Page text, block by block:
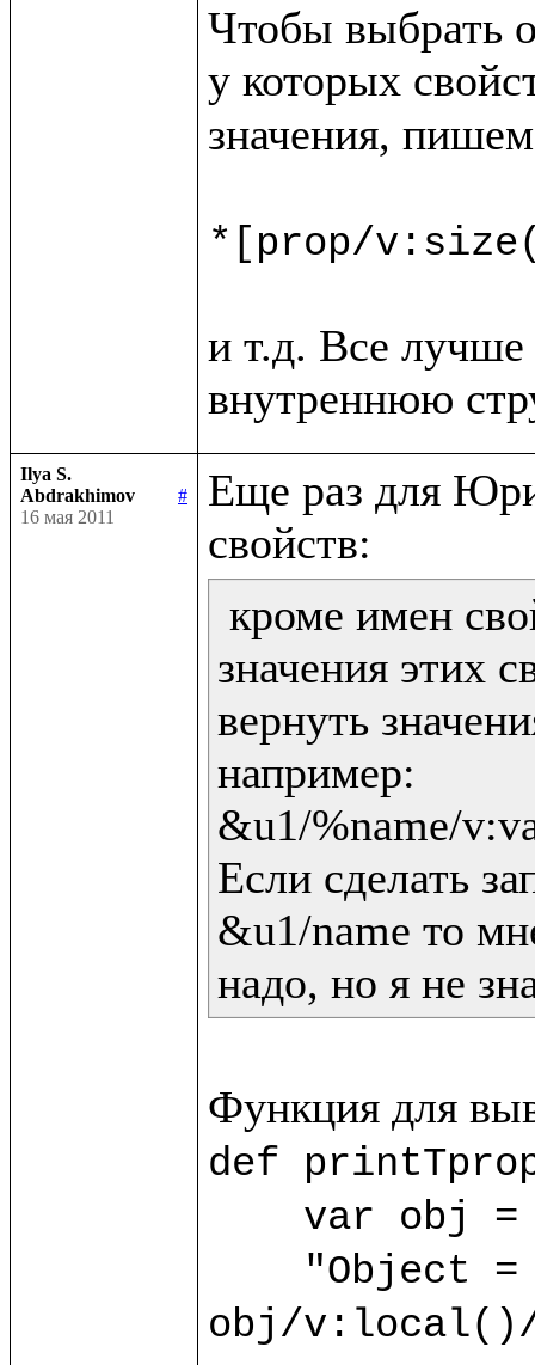
Чтобы выбрать
у которых
значения, пишем
*[prop/
и т.д. Все лучше
Ilya S.
Abdrakhimov
#
16 мая 2011
Еще раз для
кроме имен
значения этих
вернуть
например:
&u1/%name/
Если сделать
&u1/name то
надо, но я не
def
var obj =
obj/